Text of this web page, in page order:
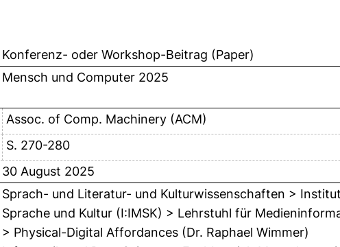
Konferenz- oder Workshop-Beitrag (Paper)
Mensch und Computer 2025
Assoc. of Comp. Machinery (ACM)
S. 270-280
30 August 2025
Sprach- und Literatur- und Kulturwissenschaften >
Sprache und Kultur (I:IMSK) > Lehrstuhl für
> Physical-Digital Affordances (Dr. Raphael Wimmer)